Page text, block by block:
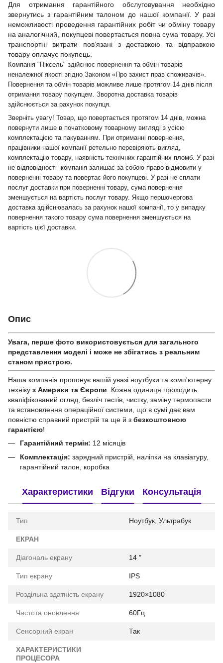
Для отримання гарантійного обслуговування необхідно
звернутись з гарантійним талоном до нашої компанії. У разі
неможливості проведення гарантійних робіт чи обміну товару
на аналогічний, покупцеві повертається повна сума товару. Усі
транспортні витрати пов’язані з доставкою та відправкою
товару оплачує покупець.
Компанія "Піксель" здійснює повернення та обмін товарів
неналежної якості згідно Законом «Про захист прав споживачів».
Повернення та обмін товарів можливе лише протягом 14 днів після
отримання товару покупцем. Зворотна доставка товарів
здійснюється за рахунок покупця.
Зверніть увагу! Товар, що повертається протягом 14 днів, можна
повернути лише в початковому товарному вигляді з усією
комплектацією та пакуванням. При отриманні повернення,
працівники нашої компанії ретельно перевіряють вигляд,
комплектацію товару, наявність технічних гарантійних пломб. У разі
не відповідності компанія залишає за собою право відмовити у
поверненні товару та повертає його покупцеві. У разі не сплати
послуг доставки при поверненні товару, сума повернення
зменшується на вартість послуг товару. Якщо першочергова
доставка здійснювалась за рахунок нашої компанії, то у випадку
повернення такого товару сума повернення зменшується на
вартість цієї доставки.
Опис
Увага, перше фото використовується для загального
представлення моделі і може не збігатись з реальним
станом приcтрою.
Наша компанія пропонує вашій увазі ноутбуки та комп'ютерну
техніку з Америки та Європи . Кожна одиниця проходить
кваліфікований огляд, безліч тестів, чистку, заміну термопасти
та встановлення операційної системи, що в сумі дає вам
повністю справний пристрій та ще й з безкоштовною
гарантією!
Гарантійний термін: 12 місяців
Комплектація: зарядний пристрій, наліпки на клавіатуру,
гарантійний талон, коробка
Характеристики Відгуки Консультація
Тип Ноутбук, Ультрабук
ЕКРАН
Діагональ екрану 14 "
Тип екрану IPS
Роздільна здатність екрану 1920×1080
Частота оновлення 60Гц
Сенсорний екран Так
ХАРАКТЕРИСТИКИ
ПРОЦЕСОРА